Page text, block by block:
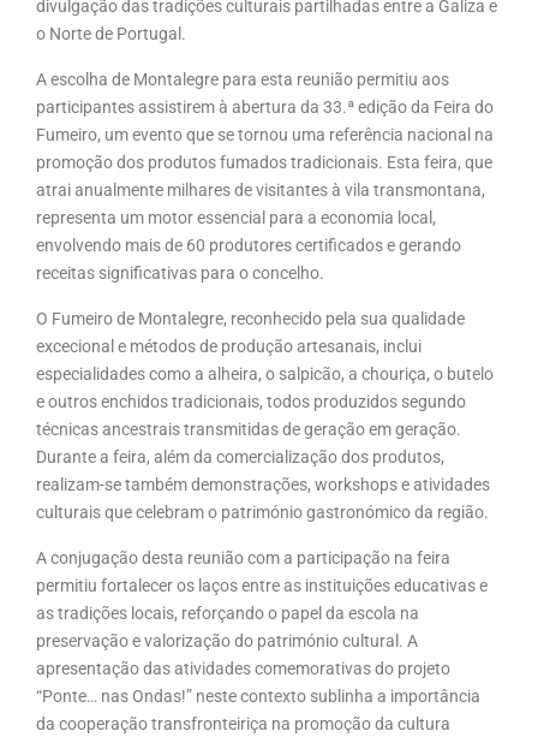
divulgação das tradições culturais partilhadas entre a Galiza e
o Norte de Portugal.
A escolha de Montalegre para esta reunião permitiu aos
participantes assistirem à abertura da 33.ª edição da Feira do
Fumeiro, um evento que se tornou uma referência nacional na
promoção dos produtos fumados tradicionais. Esta feira, que
atrai anualmente milhares de visitantes à vila transmontana,
representa um motor essencial para a economia local,
envolvendo mais de 60 produtores certificados e gerando
receitas significativas para o concelho.
O Fumeiro de Montalegre, reconhecido pela sua qualidade
excecional e métodos de produção artesanais, inclui
especialidades como a alheira, o salpicão, a chouriça, o butelo
e outros enchidos tradicionais, todos produzidos segundo
técnicas ancestrais transmitidas de geração em geração.
Durante a feira, além da comercialização dos produtos,
realizam-se também demonstrações, workshops e atividades
culturais que celebram o património gastronómico da região.
A conjugação desta reunião com a participação na feira
permitiu fortalecer os laços entre as instituições educativas e
as tradições locais, reforçando o papel da escola na
preservação e valorização do património cultural. A
apresentação das atividades comemorativas do projeto
“Ponte… nas Ondas!” neste contexto sublinha a importância
da cooperação transfronteiriça na promoção da cultura